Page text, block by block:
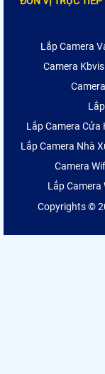
Lắp Camera
Camera
Lắp Camera Cửa
Lắp Camera Nhà
Camera
Lắp Camera
Copyrights ©